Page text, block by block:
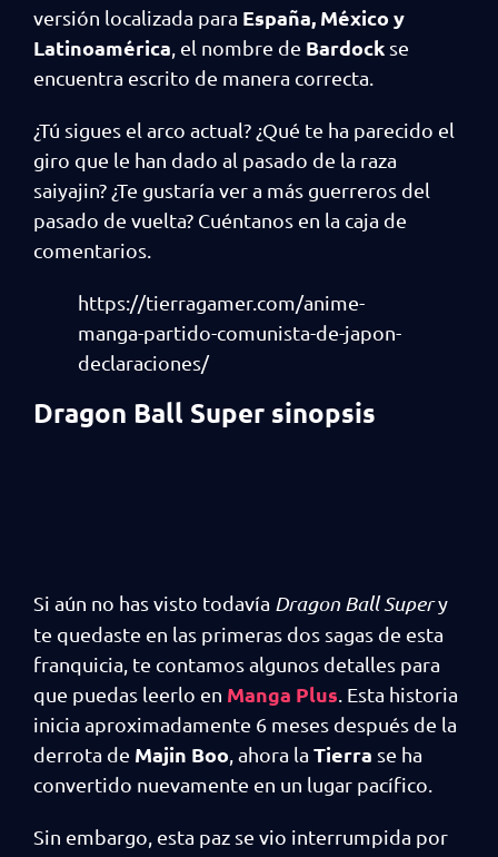
versión localizada para España, México y
Latinoamérica , el nombre de Bardock se
encuentra escrito de manera correcta.
¿Tú sigues el arco actual? ¿Qué te ha parecido el
giro que le han dado al pasado de la raza
saiyajin? ¿Te gustaría ver a más guerreros del
pasado de vuelta? Cuéntanos en la caja de
comentarios.
https://tierragamer.com/anime-
manga-partido-comunista-de-japon-
declaraciones/
Dragon Ball Super sinopsis
Si aún no has visto todavía Dragon Ball Supery
te quedaste en las primeras dos sagas de esta
franquicia, te contamos algunos detalles para
que puedas leerlo en Manga Plus . Esta historia
inicia aproximadamente 6 meses después de la
derrota de Majin Boo , ahora la Tierra se ha
convertido nuevamente en un lugar pacífico.
Sin embargo, esta paz se vio interrumpida por